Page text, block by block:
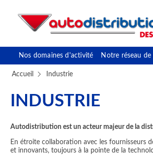
Nos domaines d'activité Notre réseau
Accueil Industrie
INDUSTRIE
Autodistribution est un acteur majeur de la
En étroite collaboration avec les fournisseurs
et innovants, toujours à la pointe de la